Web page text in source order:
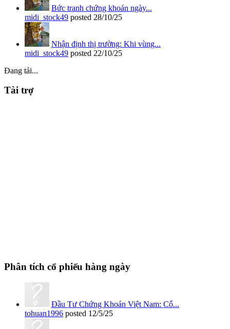
Bức tranh chứng khoán ngày...
midi_stock49 posted 28/10/25
Nhận định thị trường: Khi vùng...
midi_stock49 posted 22/10/25
Đang tải...
Tài trợ
Phân tích cổ phiếu hàng ngày
Đầu Tư Chứng Khoán Việt Nam: Cổ...
tohuan1996 posted 12/5/25